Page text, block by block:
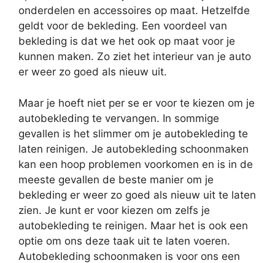
onderdelen en accessoires op maat. Hetzelfde
geldt voor de bekleding. Een voordeel van
bekleding is dat we het ook op maat voor je
kunnen maken. Zo ziet het interieur van je auto
er weer zo goed als nieuw uit.
Maar je hoeft niet per se er voor te kiezen om je
autobekleding te vervangen. In sommige
gevallen is het slimmer om je autobekleding te
laten reinigen. Je autobekleding schoonmaken
kan een hoop problemen voorkomen en is in de
meeste gevallen de beste manier om je
bekleding er weer zo goed als nieuw uit te laten
zien. Je kunt er voor kiezen om zelfs je
autobekleding te reinigen. Maar het is ook een
optie om ons deze taak uit te laten voeren.
Autobekleding schoonmaken is voor ons een